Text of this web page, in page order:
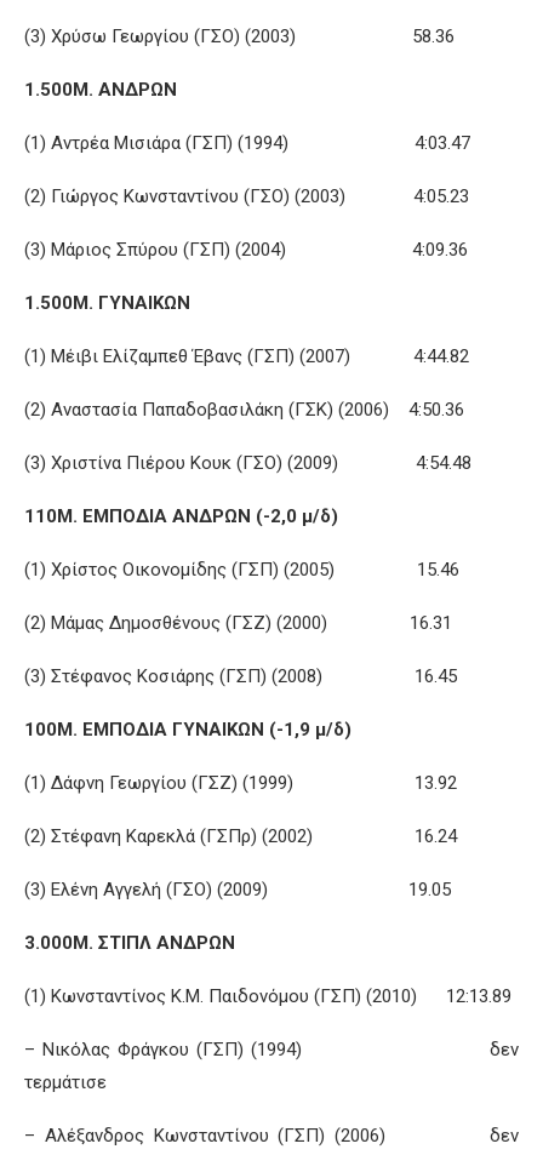
(3) Χρύσω Γεωργίου (ΓΣΟ) (2003) 58.36
1.500Μ. ΑΝΔΡΩΝ
(1) Αντρέα Μισιάρα (ΓΣΠ) (1994) 4:03.47
(2) Γιώργος Κωνσταντίνου (ΓΣΟ) (2003) 4:05.23
(3) Μάριος Σπύρου (ΓΣΠ) (2004) 4:09.36
1.500Μ. ΓΥΝΑΙΚΩΝ
(1) Μέιβι Ελίζαμπεθ Έβανς (ΓΣΠ) (2007) 4:44.82
(2) Αναστασία Παπαδοβασιλάκη (ΓΣΚ) (2006) 4:50.36
(3) Χριστίνα Πιέρου Κουκ (ΓΣΟ) (2009) 4:54.48
110Μ. ΕΜΠΟΔΙΑ ΑΝΔΡΩΝ (-2,0 μ/δ)
(1) Χρίστος Οικονομίδης (ΓΣΠ) (2005) 15.46
(2) Μάμας Δημοσθένους (ΓΣΖ) (2000) 16.31
(3) Στέφανος Κοσιάρης (ΓΣΠ) (2008) 16.45
100Μ. ΕΜΠΟΔΙΑ ΓΥΝΑΙΚΩΝ (-1,9 μ/δ)
(1) Δάφνη Γεωργίου (ΓΣΖ) (1999) 13.92
(2) Στέφανη Καρεκλά (ΓΣΠρ) (2002) 16.24
(3) Ελένη Αγγελή (ΓΣΟ) (2009) 19.05
3.000Μ. ΣΤΙΠΛ ΑΝΔΡΩΝ
(1) Κωνσταντίνος Κ.Μ. Παιδονόμου (ΓΣΠ) (2010) 12:13.89
– Νικόλας Φράγκου (ΓΣΠ) (1994) δεν
τερμάτισε
– Αλέξανδρος Κωνσταντίνου (ΓΣΠ) (2006) δεν